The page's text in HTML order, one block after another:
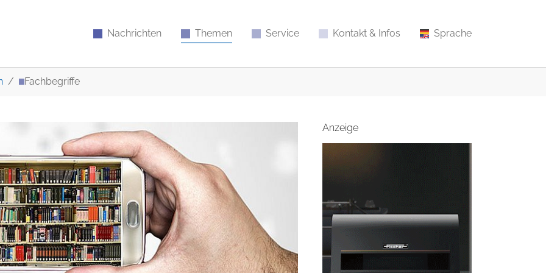
Nachrichten Themen Service Kontakt & Infos Sprache
Fachbegriffe
Anzeige